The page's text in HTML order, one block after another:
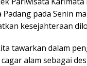
pada Senin
kesejahteraan
tawarkan dalam
alam sebagai